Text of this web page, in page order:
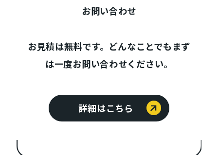
お問い合わせ
お見積は無料です。どんなことでもまず
は一度お問い合わせください。
詳細はこちら